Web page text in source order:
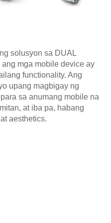
solusyon sa DUAL
mga mobile device ay
functionality. Ang
upang magbigay ng
sa anumang mobile na
at iba pa, habang
aesthetics.